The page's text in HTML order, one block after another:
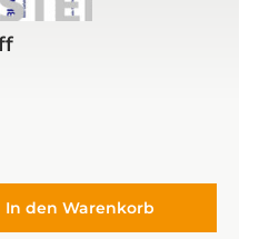
In den Warenkorb